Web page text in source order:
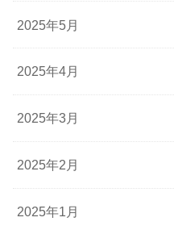
2025年5月
2025年4月
2025年3月
2025年2月
2025年1月